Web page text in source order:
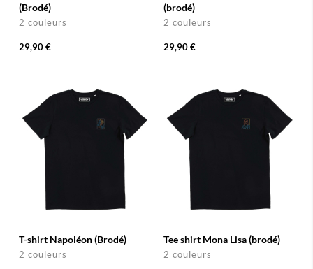
(Brodé)
2 couleurs
29,90 €
(brodé)
2 couleurs
29,90 €
T-shirt Napoléon (Brodé)
2 couleurs
Tee shirt Mona Lisa (brodé)
2 couleurs